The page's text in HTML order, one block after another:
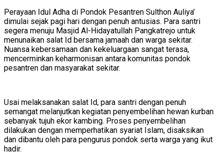
Perayaan Idul Adha di Pondok Pesantren Sulthon Auliya’
dimulai sejak pagi hari dengan penuh antusias. Para santri
segera menuju Masjid Al-Hidayatullah Pangkatrejo untuk
menunaikan salat Id bersama jamaah dan warga sekitar.
Nuansa kebersamaan dan kekeluargaan sangat terasa,
mencerminkan keharmonisan antara komunitas pondok
pesantren dan masyarakat sekitar.
Usai melaksanakan salat Id, para santri dengan penuh
semangat melanjutkan kegiatan penyembelihan hewan kurban
sebanyak tujuh ekor kambing. Proses penyembelihan
dilakukan dengan memperhatikan syariat Islam, disaksikan
dan dibantu oleh para pengurus pondok serta warga yang ikut
hadir.